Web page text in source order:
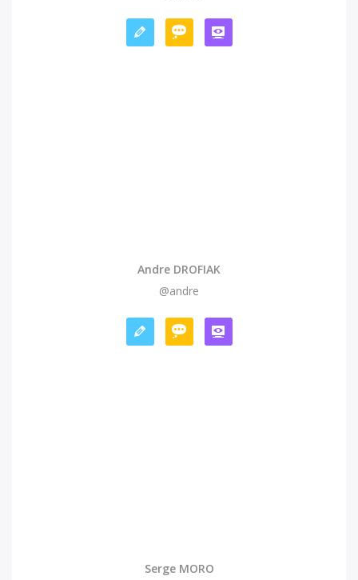
Andre DROFIAK
@andre
Serge MORO